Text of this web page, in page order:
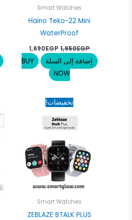
Smart Watches
Haino Teko-22 Mini
WaterProof
1,950EGP
1,690EGP
إضافة إلى السلة
BUY
NOW
تخفيضات!
Smart Watches
ZEBLAZE BTALK PLUS
السعر
الأصلي
1,775EGP.